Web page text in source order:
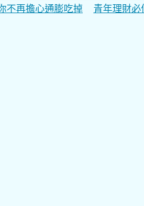
不再擔心通膨吃掉
青年理財